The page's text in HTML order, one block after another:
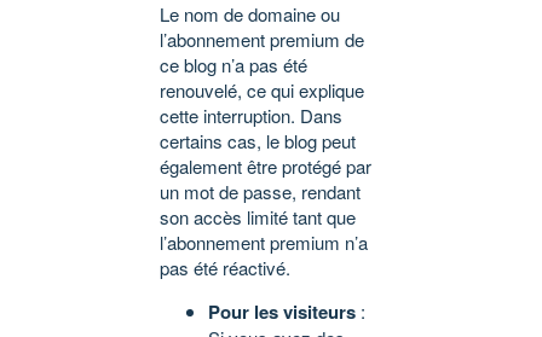
Le nom de domaine ou
l’abonnement premium de
ce blog n’a pas été
renouvelé, ce qui explique
cette interruption. Dans
certains cas, le blog peut
également être protégé par
un mot de passe, rendant
son accès limité tant que
l’abonnement premium n’a
pas été réactivé.
Pour les visiteurs :